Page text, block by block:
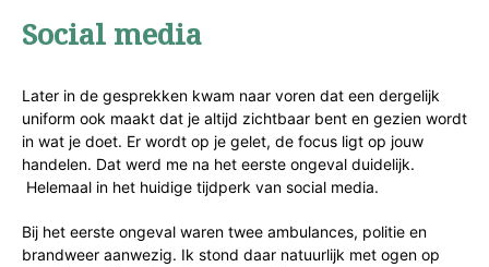
Social media
Later in de gesprekken kwam naar voren dat een dergelijk
uniform ook maakt dat je altijd zichtbaar bent en gezien wordt
in wat je doet. Er wordt op je gelet, de focus ligt op jouw
handelen. Dat werd me na het eerste ongeval duidelijk.
Helemaal in het huidige tijdperk van social media.
Bij het eerste ongeval waren twee ambulances, politie en
brandweer aanwezig. Ik stond daar natuurlijk met ogen op